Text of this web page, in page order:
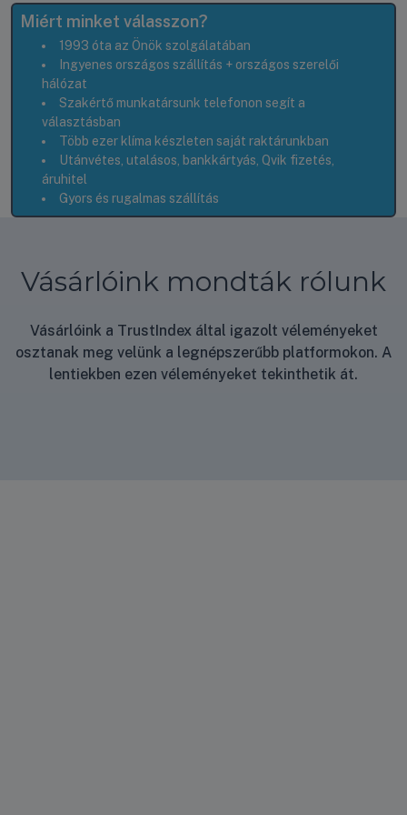
Miért minket válasszon?
1993 óta az Önök szolgálatában
Ingyenes országos szállítás + országos szerelői
hálózat
Szakértő munkatársunk telefonon segít a
választásban
Több ezer klíma készleten saját raktárunkban
Utánvétes, utalásos, bankkártyás, Qvik fizetés,
áruhitel
Gyors és rugalmas szállítás
Vásárlóink mondták rólunk
Vásárlóink a TrustIndex által igazolt véleményeket
osztanak meg velünk a legnépszerűbb platformokon. A
lentiekben ezen véleményeket tekinthetik át.